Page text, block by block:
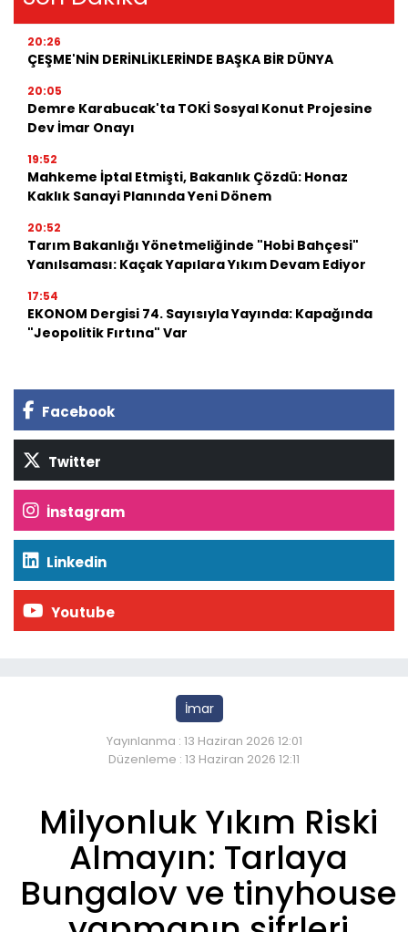
20:26
ÇEŞME'NİN DERİNLİKLERİNDE BAŞKA BİR DÜNYA
20:05
Demre Karabucak'ta TOKİ Sosyal Konut Projesine
Dev İmar Onayı
19:52
Mahkeme İptal Etmişti, Bakanlık Çözdü: Honaz
Kaklık Sanayi Planında Yeni Dönem
20:52
Tarım Bakanlığı Yönetmeliğinde "Hobi Bahçesi"
Yanılsaması: Kaçak Yapılara Yıkım Devam Ediyor
17:54
EKONOM Dergisi 74. Sayısıyla Yayında: Kapağında
"Jeopolitik Fırtına" Var
Facebook
Twitter
İnstagram
Linkedin
Youtube
İmar
Yayınlanma : 13 Haziran 2026 12:01
Düzenleme : 13 Haziran 2026 12:11
Milyonluk Yıkım Riski
Almayın: Tarlaya
Bungalov ve tinyhouse